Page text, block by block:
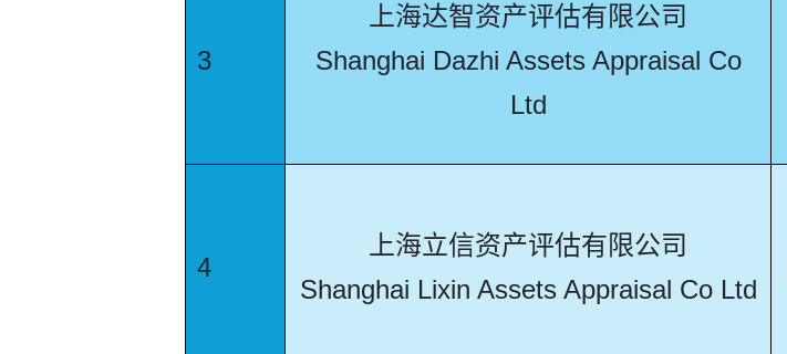
3
上海达智资产评估有限公司
Shanghai Dazhi Assets Appraisal Co
Ltd
4
上海立信资产评估有限公司
Shanghai Lixin Assets Appraisal Co Ltd